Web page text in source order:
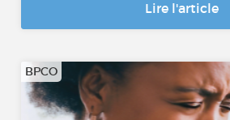
Lire l'article
BPCO